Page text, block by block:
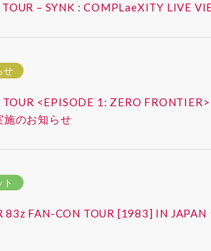
– SYNK : COMPLaeXITY LIVE
せ
<EPISODE 1: ZERO
施のお知らせ
ト
83z FAN-CON TOUR [1983] IN